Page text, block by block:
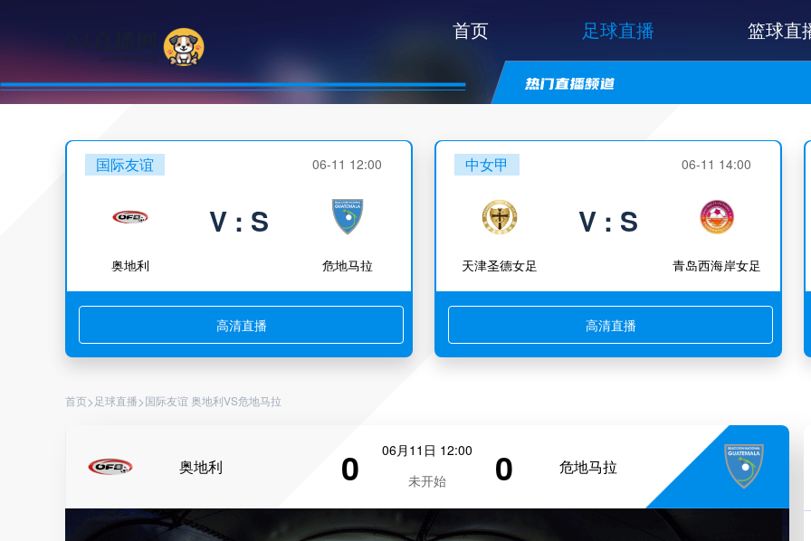
首页 足球直播 篮球直
国际友谊 06-11 12:00
奥地利
V : S
危地马拉
高清直播
中女甲 06-11 14:00
天津圣德女足
V : S
青岛西海岸女足
高清直播
首页> 足球直播>国际友谊 奥地利VS危地马拉
奥地利 0
06月11日 12:00
未开始
0 危地马拉